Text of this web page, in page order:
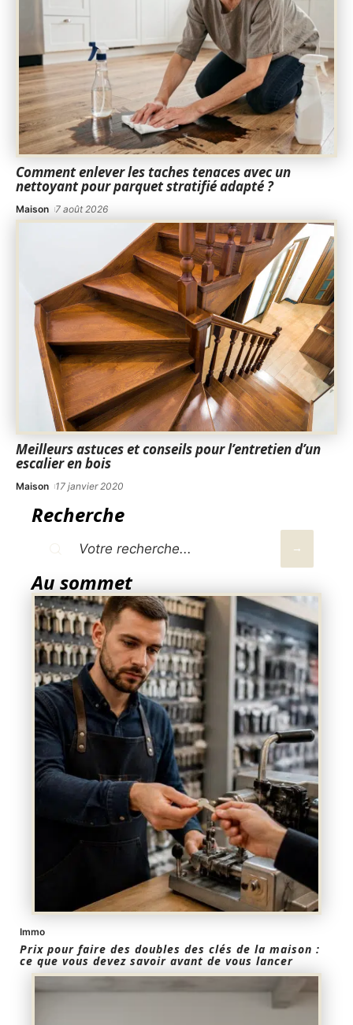
Comment enlever les taches tenaces avec un
nettoyant pour parquet stratifié adapté ?
Maison 7 août 2026
Meilleurs astuces et conseils pour l’entretien d’un
escalier en bois
Maison 17 janvier 2020
Recherche
Au sommet
Immo
Prix pour faire des doubles des clés de la maison :
ce que vous devez savoir avant de vous lancer